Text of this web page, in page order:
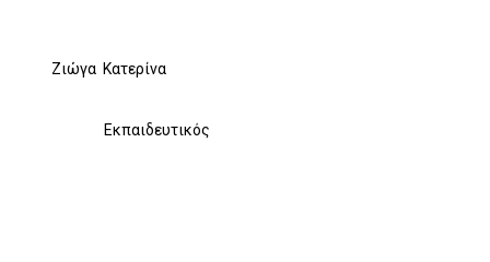
Ζιώγα Κατερίνα
Εκπαιδευτικός